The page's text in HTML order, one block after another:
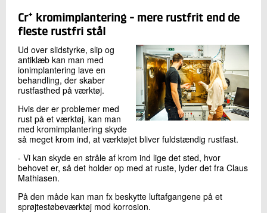
Cr+
kromimplantering - mere rustfrit end de
fleste rustfri stål
Ud over slidstyrke, slip og
antiklæb kan man med
ionimplantering lave en
behandling, der skaber
rustfasthed på værktøj.
Hvis der er problemer med
rust på et værktøj, kan man
med kromimplantering skyde
så meget krom ind, at værktøjet bliver fuldstændig rustfast.
- Vi kan skyde en stråle af krom ind lige det sted, hvor
behovet er, så det holder op med at ruste, lyder det fra Claus
Mathiasen.
På den måde kan man fx beskytte luftafgangene på et
sprøjtestøbeværktøj mod korrosion.